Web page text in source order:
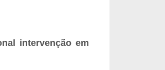
intervenção em